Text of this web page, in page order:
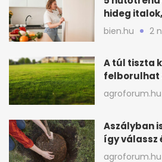
hideg
bien.hu 2
A túl tiszta
felborulhat
egyensúlya
agroforum.hu
Aszályban
így válassz
gyümölcsfát
agroforum.hu